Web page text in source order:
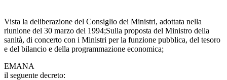
Vista la deliberazione del Consiglio dei Ministri, adottata nella
riunione del 30 marzo del 1994;Sulla proposta del Ministro della
sanità, di concerto con i Ministri per la funzione pubblica, del tesoro
e del bilancio e della programmazione economica;
EMANA
il seguente decreto: